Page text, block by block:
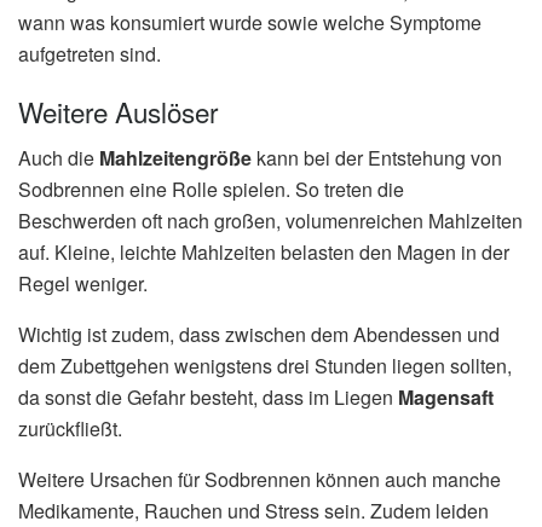
wann was konsumiert wurde sowie welche Symptome
aufgetreten sind.
Weitere Auslöser
Auch die Mahlzeitengröße kann bei der Entstehung von
Sodbrennen eine Rolle spielen. So treten die
Beschwerden oft nach großen, volumenreichen Mahlzeiten
auf. Kleine, leichte Mahlzeiten belasten den Magen in der
Regel weniger.
Wichtig ist zudem, dass zwischen dem Abendessen und
dem Zubettgehen wenigstens drei Stunden liegen sollten,
da sonst die Gefahr besteht, dass im Liegen Magensaft
zurückfließt.
Weitere Ursachen für Sodbrennen können auch manche
Medikamente, Rauchen und Stress sein. Zudem leiden